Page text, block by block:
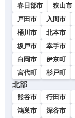
春日部市
狭山市
戸田市
入間市
桶川市
北本市
坂戸市
幸手市
白岡市
伊奈町
宮代町
杉戸町
北部
熊谷市 行田市
鴻巣市
深谷市